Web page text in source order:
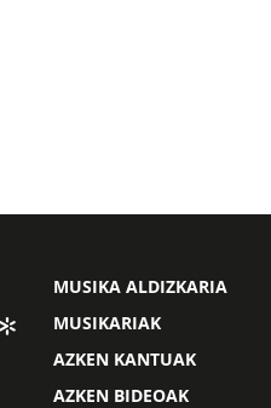
MUSIKA ALDIZKARIA
MUSIKARIAK
AZKEN KANTUAK
AZKEN BIDEOAK